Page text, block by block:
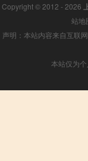
Copyright © 2012 - 2026
站地
声明：本站内容来自互联
本站仅为